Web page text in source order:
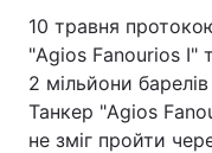
10 травня
"Agios Fanourios I"
2 мільйони
Танкер "Agios
не зміг пройти